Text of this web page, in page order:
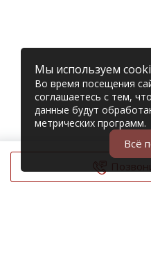
© 2006 – 2026 Prodiesel
Мы используем
Во время посещения
соглашаетесь с тем,
данные будут
метрических программ.
Всё